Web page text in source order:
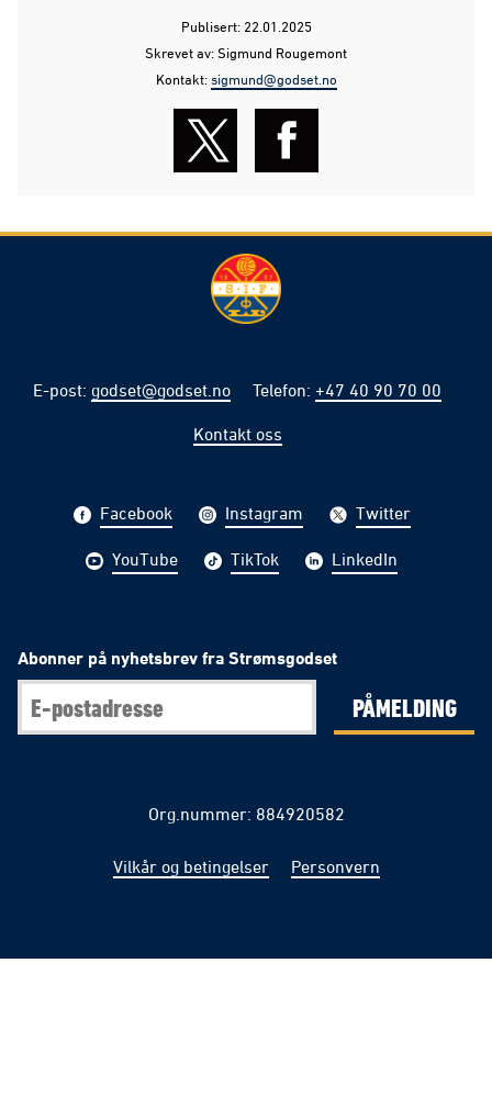
Publisert: 22.01.2025
Skrevet av: Sigmund Rougemont
Kontakt:sigmund@godset.no
E-post: godset@godset.no Telefon: +47 40 90 70 00
Kontakt oss
Facebook Instagram Twitter
YouTube TikTok LinkedIn
Abonner på nyhetsbrev fra Strømsgodset
PÅMELDING
Org.nummer: 884920582
Vilkår og betingelser Personvern